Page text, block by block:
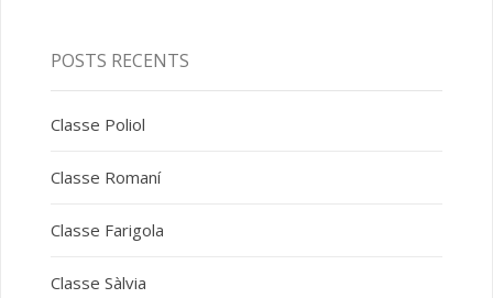
POSTS RECENTS
Classe Poliol
Classe Romaní
Classe Farigola
Classe Sàlvia